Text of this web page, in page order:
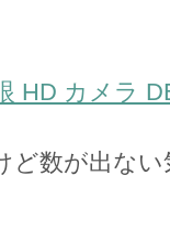
HD カメラ
ど数が出な